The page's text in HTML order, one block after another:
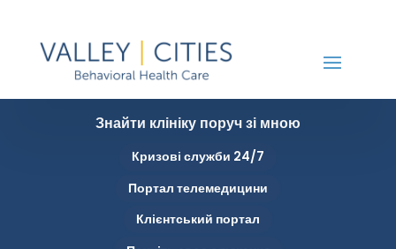
Знайти клініку поруч зі мною
Кризові служби 24/7
Портал телемедицини
Клієнтський портал